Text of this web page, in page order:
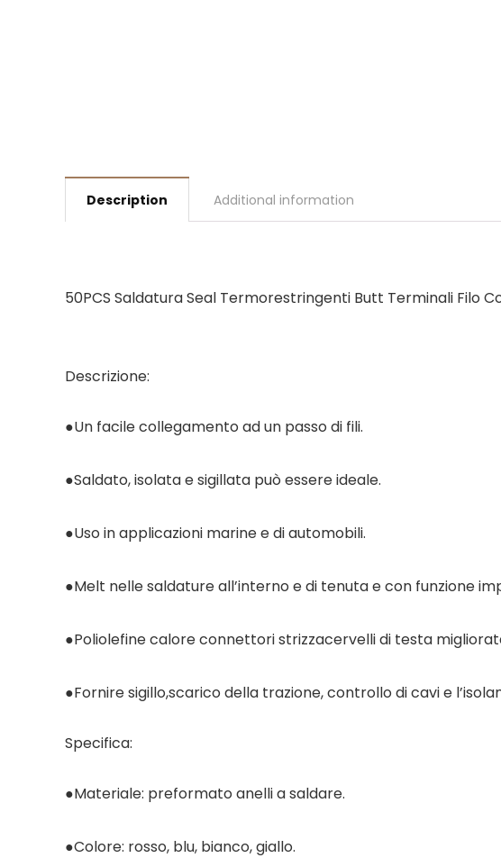
Description Additional information
50PCS Saldatura Seal Termorestringenti Butt Terminali Filo
Descrizione:
●Un facile collegamento ad un passo di fili.
●Saldato, isolata e sigillata può essere ideale.
●Uso in applicazioni marine e di automobili.
●Melt nelle saldature all’interno e di tenuta e con funzione
●Poliolefine calore connettori strizzacervelli di testa
●Fornire sigillo,scarico della trazione, controllo di cavi e
Specifica:
●Materiale: preformato anelli a saldare.
●Colore: rosso, blu, bianco, giallo.